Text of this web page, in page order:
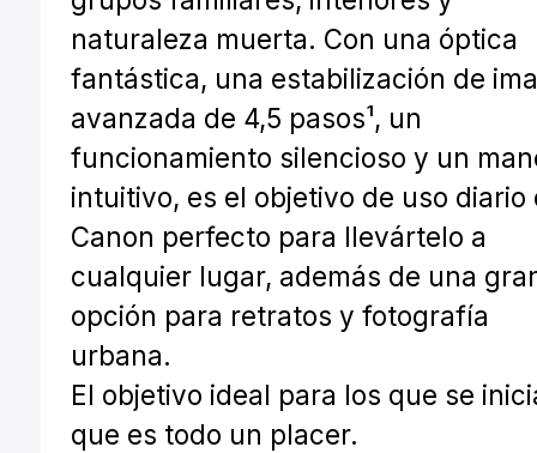
naturaleza muerta. Con una óptica
fantástica, una estabilización de
avanzada de 4,5 pasos¹, un
funcionamiento silencioso y un
intuitivo, es el objetivo de uso diario
Canon perfecto para llevártelo a
cualquier lugar, además de una
opción para retratos y fotografía
urbana.
El objetivo ideal para los que se
que es todo un placer.